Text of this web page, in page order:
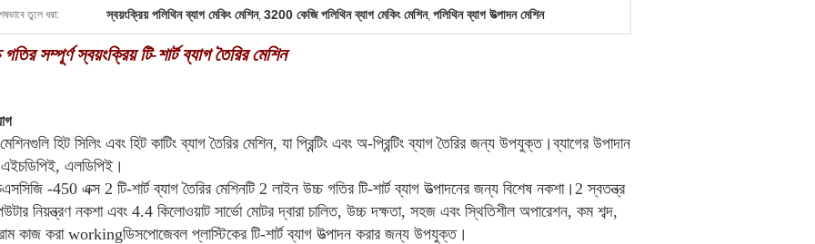
তুলে ধরা: স্বয়ংক্রিয় পলিথিন ব্যাগ মেকিং মেশিন, 3200 কেজি পলিথিন ব্যাগ মেকিং মেশিন, পলিথিন ব্যাগ উত্পাদন মেশিন
সম্পূর্ণ স্বয়ংক্রিয় টি-শার্ট ব্যাগ তৈরির মেশিন
হিট সিলিং এবং হিট কাটিং ব্যাগ তৈরির মেশিন, যা প্রিন্টিং এবং অ-প্রিন্টিং ব্যাগ তৈরির জন্য উপযুক্ত।ব্যাগের উপাদান
এলডিপিই।
-450 এক্স 2 টি-শার্ট ব্যাগ তৈরির মেশিনটি 2 লাইন উচ্চ গতির টি-শার্ট ব্যাগ উত্পাদনের জন্য বিশেষ নকশা।2 স্বতন্ত্র
নিয়ন্ত্রণ নকশা এবং 4.4 কিলোওয়াট সার্ভো মোটর দ্বারা চালিত, উচ্চ দক্ষতা, সহজ এবং স্থিতিশীল অপারেশন, কম শব্দ,
কাজ করা workingডিসপোজেবল প্লাস্টিকের টি-শার্ট ব্যাগ উত্পাদন করার জন্য উপযুক্ত।